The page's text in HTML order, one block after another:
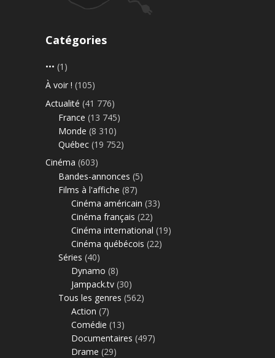
Catégories
••• (1)
À voir ! (105)
Actualité (41 776)
France (13 745)
Monde (8 310)
Québec (19 752)
Cinéma (603)
Bandes-annonces (5)
Films à l'affiche (87)
Cinéma américain (33)
Cinéma français (22)
Cinéma international (19)
Cinéma québécois (22)
Séries (40)
Dynamo (8)
Jampack.tv (30)
Tous les genres (562)
Action (7)
Comédie (13)
Documentaires (497)
Drame (29)